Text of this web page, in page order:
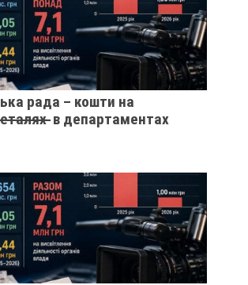
рада – кошти на
в департаментах